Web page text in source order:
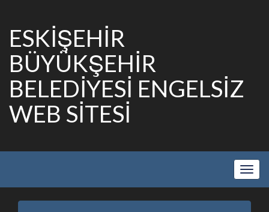
ESKİŞEHİR
BÜYÜKŞEHİR
BELEDİYESİ ENGELSİZ
WEB SİTESİ
Show